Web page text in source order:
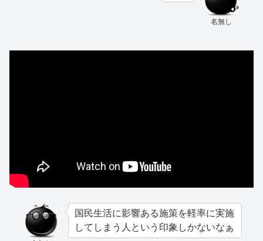
名無し
国民生活に影響ある施策を軽率に実施
してしまう人という印象しかないなぁ